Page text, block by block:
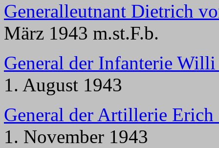
Generalleutnant Dietrich
März 1943 m.st.F.b.
General der Infanterie Willi
1. August 1943
General der Artillerie Erich
1. November 1943